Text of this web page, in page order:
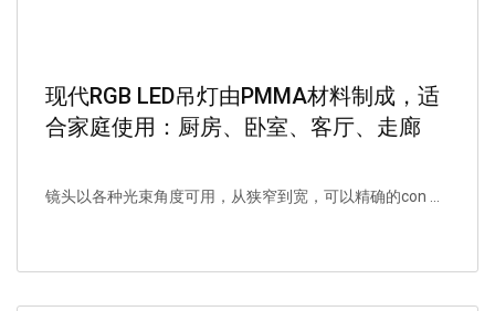
现代RGB LED吊灯由PMMA材料制成，适
合家庭使用：厨房、卧室、客厅、走廊
镜头以各种光束角度可用，从狭窄到宽，可以精确的con ...